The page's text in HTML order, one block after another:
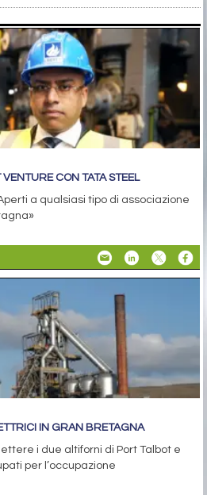
CON TATA STEEL
a qualsiasi tipo di associazione
IN GRAN BRETAGNA
i due altiforni di Port Talbot e
per l’occupazione